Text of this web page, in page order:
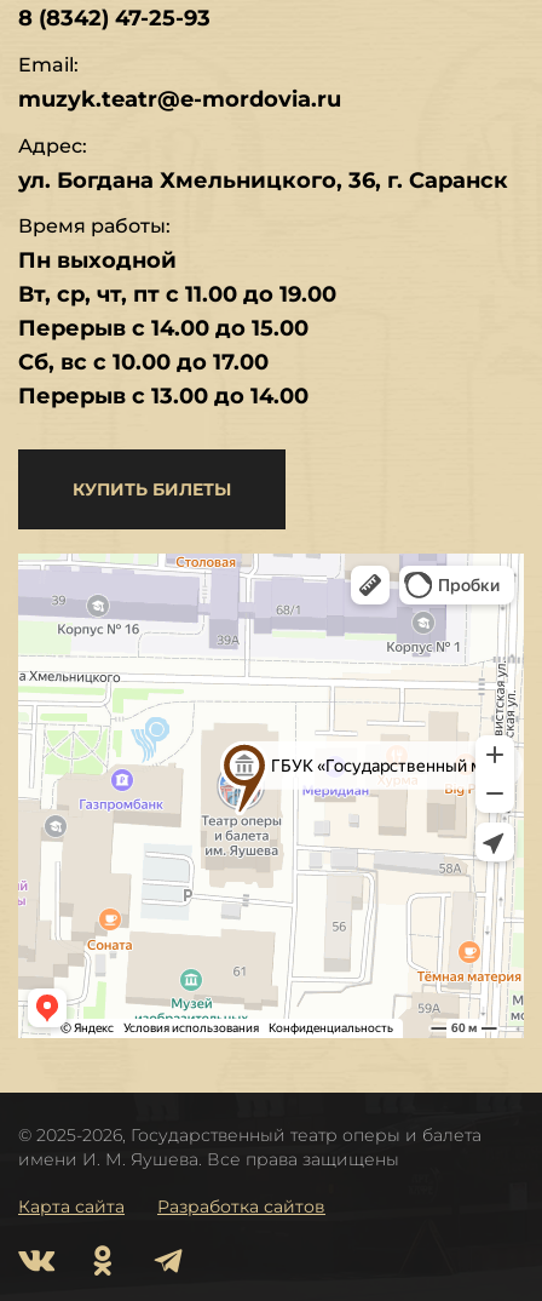
8 (8342) 47-25-93
Email:
muzyk.teatr@e-mordovia.ru
Адрес:
ул. Богдана Хмельницкого, 36, г. Саранск
Время работы:
Пн выходной
Вт, ср, чт, пт с 11.00 до 19.00
Перерыв с 14.00 до 15.00
Сб, вс с 10.00 до 17.00
Перерыв с 13.00 до 14.00
КУПИТЬ БИЛЕТЫ
© 2025-2026, Государственный театр оперы и балета
имени И. М. Яушева. Все права защищены
Карта сайта Разработка сайтов